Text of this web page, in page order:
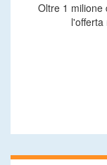
Oltre 1 milione